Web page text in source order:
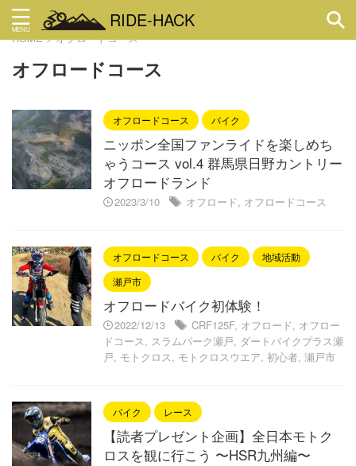
RIDE-HACK
HOME> オフロードコース
オフロードコース
オフロードコース バイク
ニッポン全国ファンライドを楽しめち
ゃうコース vol.4 群馬県日野カントリー
オフロードランド
2023/3/10 オフロード, オフロードコース
オフロードコース バイク
地域活動
瀬戸市
オフロードバイク初体験！
2022/12/13 CRF125F, オフロード, オフロー
ドコース, スラムパーク瀬戸, ダートバイクプラス瀬
戸, モトクロス, モトクロスウエア, 初心者, 瀬戸市
バイク レース
【読者プレゼント企画】全日本モトク
ロスを観に行こう 〜HSR九州編〜